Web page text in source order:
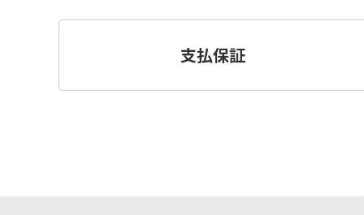
支払保証